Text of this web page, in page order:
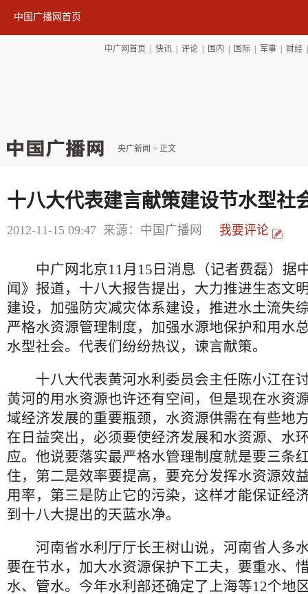
中国广播网首页
中广网首页 快讯| 评论| 国内 国际| 军事| 财经
央广新闻 > 正文
十八大代表建言献策建设节水型社
2012-11-15 09:47 来源：中国广播网 我要评论
中广网北京11月15日消息（记者费磊）据
闻》报道，十八大报告提出，大力推进生态文
建设，加强防灾减灾体系建设，推进水土流失
严格水资源管理制度，加强水源地保护和用水
水型社会。代表们纷纷热议，谏言献策。
十八大代表黄河水利委员会主任陈小江在
黄河的用水资源也许还有空间，但是现在水资
域经济发展的重要瓶颈，水资源供需在有些地
在日益突出，必须要使经济发展和水资源、水
应。他说要落实最严格水管理制度就是要三条
住，第二是效率要提高，要充分发挥水资源效
用率，第三是防止它的污染，这样才能保证经
到十八大提出的天蓝水净。
河南省水利厅厅长王树山说，河南省人多
要在节水，加大水资源保护下工夫，要重水、
水、管水。今年水利部还确定了上海等12个地